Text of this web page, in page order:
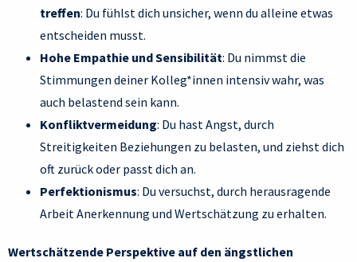
treffen: Du fühlst dich unsicher, wenn du alleine etwas
entscheiden musst.
Hohe Empathie und Sensibilität: Du nimmst die
Stimmungen deiner Kolleg*innen intensiv wahr, was
auch belastend sein kann.
Konfliktvermeidung: Du hast Angst, durch
Streitigkeiten Beziehungen zu belasten, und ziehst dich
oft zurück oder passt dich an.
Perfektionismus: Du versuchst, durch herausragende
Arbeit Anerkennung und Wertschätzung zu erhalten.
Wertschätzende Perspektive auf den ängstlichen